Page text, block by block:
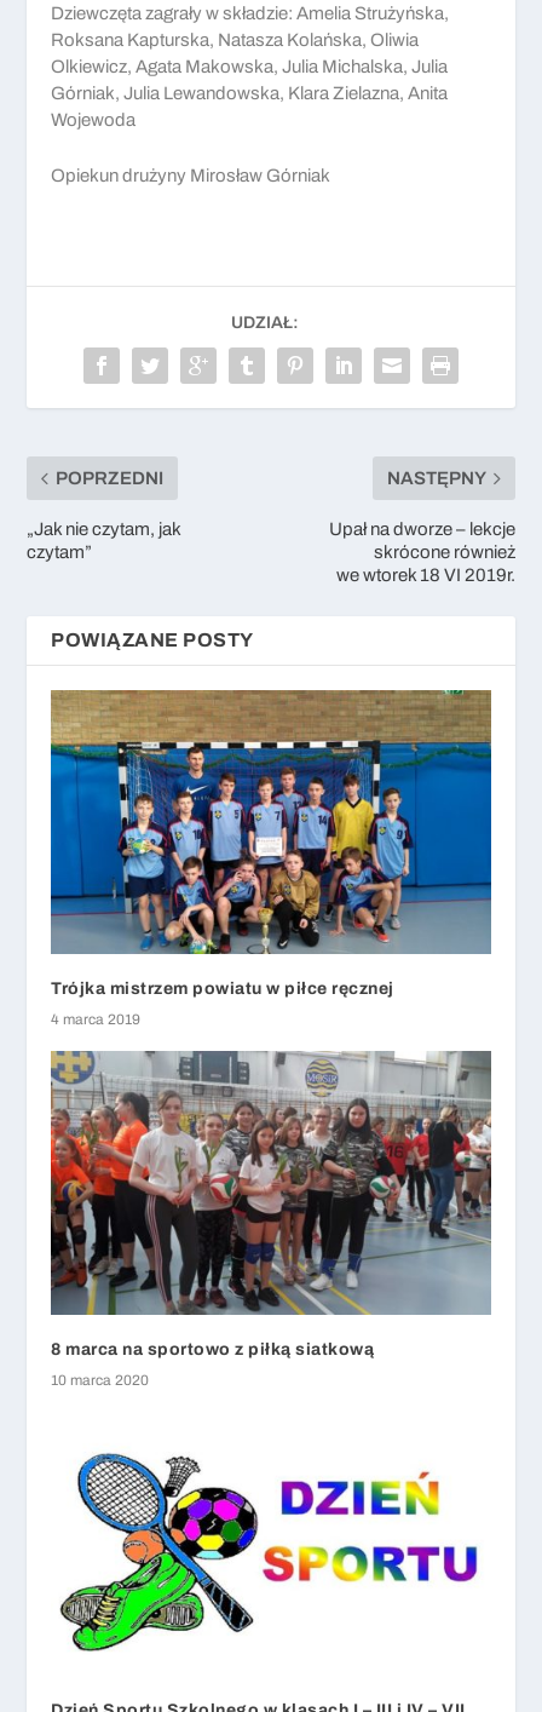
Dziewczęta zagrały w składzie: Amelia Strużyńska,
Roksana Kapturska, Natasza Kolańska, Oliwia
Olkiewicz, Agata Makowska, Julia Michalska, Julia
Górniak, Julia Lewandowska, Klara Zielazna, Anita
Wojewoda
Opiekun drużyny Mirosław Górniak
UDZIAŁ:
POPRZEDNI
„Jak nie czytam, jak
czytam”
NASTĘPNY
Upał na dworze – lekcje
skrócone również
we wtorek 18 VI 2019r.
POWIĄZANE POSTY
Trójka mistrzem powiatu w piłce ręcznej
4 marca 2019
8 marca na sportowo z piłką siatkową
10 marca 2020